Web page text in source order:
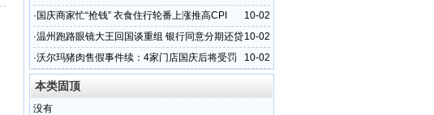
10-02
· 国庆商家忙“抢钱” 衣食住行轮番上涨推高CPI
10-02
·温州跑路眼镜大王回国谈重组 银行同意分期还贷
10-02
·沃尔玛猪肉售假事件续：4家门店国庆后将受罚
本类固顶
没有